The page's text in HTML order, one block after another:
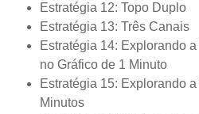
Estratégia 12: Topo Duplo
Estratégia 13: Três Canais
Estratégia 14: Explorando
no Gráfico de 1 Minuto
Estratégia 15: Explorando
Minutos